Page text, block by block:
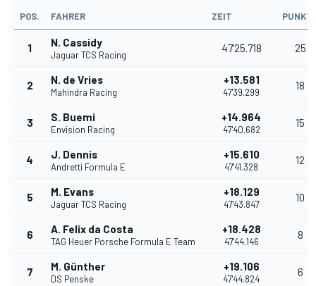
POS. FAHRER ZEIT
1 N. Cassidy
Jaguar TCS Racing
47'25.718 25
2 N. de Vries
Mahindra Racing
+13.581
47'39.299
18
3 S. Buemi
Envision Racing
+14.964
47'40.682
15
4 J. Dennis
Andretti Formula E
+15.610
47'41.328
12
5 M. Evans
Jaguar TCS Racing
+18.129
47'43.847
10
6 A. Felix da Costa
TAG Heuer Porsche Formula E Team
+18.428
47'44.146
8
7 M. Günther
DS Penske
+19.106
47'44.824
6